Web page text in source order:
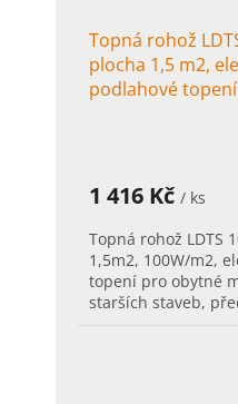
Topná rohož
plocha 1,5 m2,
podlahové
1 416 Kč / ks
Topná rohož LDTS
1,5m2, 100W/m2,
topení pro obytné
starších staveb,